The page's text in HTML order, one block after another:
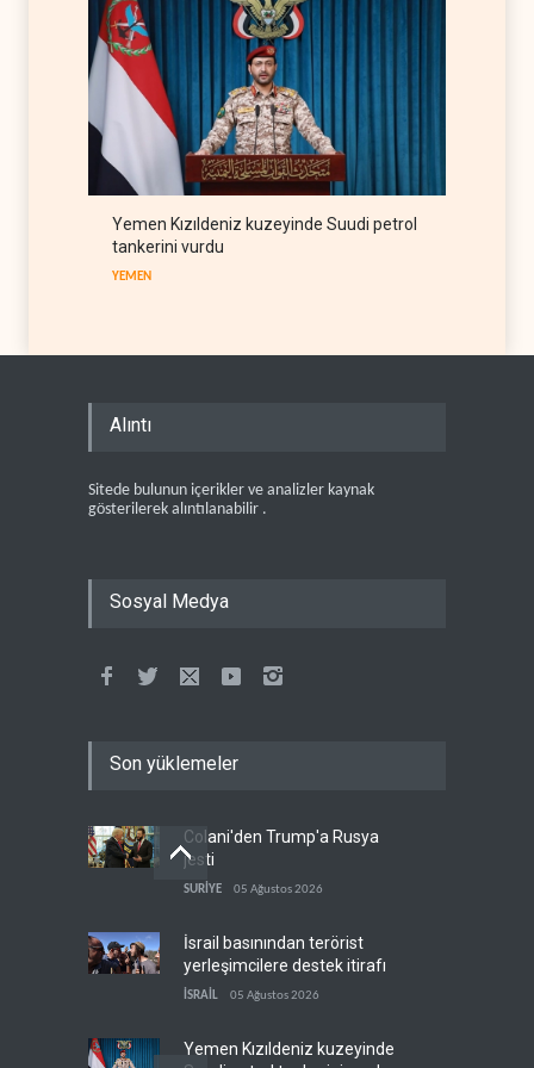
Yemen Kızıldeniz kuzeyinde Suudi petrol
tankerini vurdu
YEMEN
Alıntı
Sitede bulunun içerikler ve analizler kaynak
gösterilerek alıntılanabilir .
Sosyal Medya
Son yüklemeler
Colani'den Trump'a Rusya
jesti
SURİYE 05 Ağustos 2026
İsrail basınından terörist
yerleşimcilere destek itirafı
İSRAİL 05 Ağustos 2026
Yemen Kızıldeniz kuzeyinde